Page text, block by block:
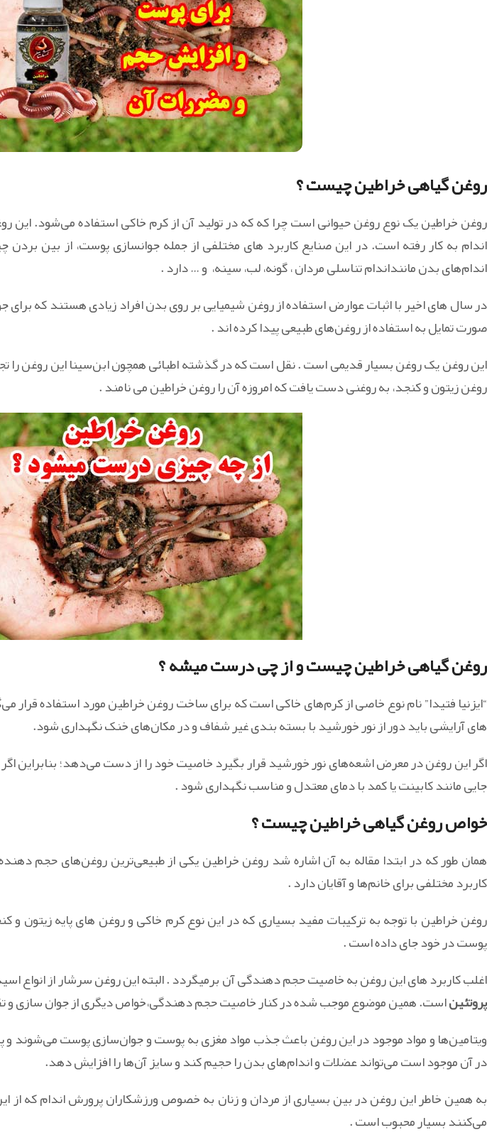
روغن گیاهی خراطین چیست ؟
روغن خراطین یک نوع روغن‌ حیوانی است چرا که که در تولید آن از کرم خاکی استفاده می‌شود. این
اندام به کار رفته است. در این صنایع کاربرد های مختلفی از جمله جوانسازی پوست، از بین
اندام‌های بدن ماننداندام تناسلی مردان ، گونه، لب، سینه، و … دارد .
در سال های اخیر با اثبات عوارض استفاده از روغن شیمیایی بر روی بدن افراد زیادی هستند که
صورت تمایل به استفاده از روغن‌های طبیعی پیدا کرده اند .
این روغن یک روغن بسیار قدیمی است . نقل است که در گذشته اطبائی همچون ابن‌سینا این روغن را
روغن زیتون و کنجد، به روغنی دست یافت که امروزه آن را روغن خراطین می نامند .
روغن گیاهی خراطین چیست و از چی درست میشه ؟
“ایزنیا فتیدا” نام نوع خاصی از کرم‌های خاکی است که برای ساخت روغن خراطین مورد استفاده قرار
های آرایشی باید دور از نور خورشید با بسته بندی غیر شفاف و در مکان‌های خنک نگهداری شود.
اگر این روغن در معرض اشعه‌های نور خورشید قرار بگیرد خاصیت خود را از دست می‌دهد؛
جایی مانند کابینت یا کمد با دمای معتدل و مناسب نگهداری شود .
خواص روغن گیاهی خراطین چیست ؟
همان طور که در ابتدا مقاله به آن اشاره شد روغن خراطین یکی از طبیعی‌ترین روغن‌های حجم
کاربرد مختلفی برای خانم‌ها و آقایان دارد .
روغن خراطین با توجه به ترکیبات مفید بسیاری که در این نوع کرم خاکی و روغن های پایه
پوست در خود جای داده است .
اغلب کاربرد های این روغن به خاصیت حجم دهندگی آن برمیگردد . البته این روغن سرشار از انواع
پروتئین‌است. همین موضوع موجب شده در کنار خاصیت حجم دهندگی،خواص دیگری از جوان سازی و
ویتامین‌ها و مواد موجود در این روغن باعث جذب مواد مغزی به پوست و جوان‌سازی پوست می‌شوند و
در آن موجود است می‌تواند عضلات و اندام‌های بدن را حجیم کند و سایز آن‌ها را افزایش دهد.
به همین خاطر این روغن در بین بسیاری از مردان و زنان به خصوص ورزشکاران پرورش اندام که
می‌کنند بسیار محبوب است .